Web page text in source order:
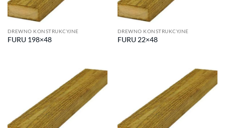
DREWNO KONSTRUKCYJNE
FURU 198×48
DREWNO KONSTRUKCYJNE
FURU 22×48